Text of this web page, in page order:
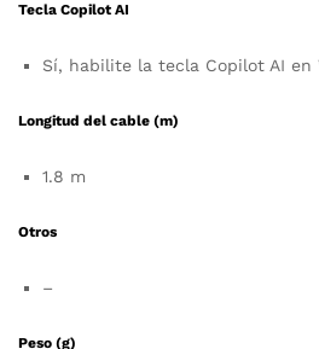
Tecla Copilot AI
Sí, habilite la tecla Copilot AI en
Longitud del cable (m)
1.8 m
Otros
–
Peso (g)